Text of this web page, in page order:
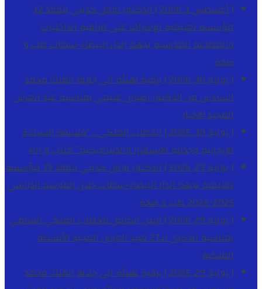
[ أغسطس 1, 2026 ]
الدكتور نوفل كديلي يتفقد 12
مؤسسة تعليمية للإشراف على مراقبة الداخليات
والمطاعم المدرسية بجهة الدار البيضاء-سطاتطب و
صحة
[ يوليو 30, 2026 ]
برقية تهنئة الى جلالة الملك محمد
السادس من الدكتور رضوان غنيمي بمناسبة عيد العرش
المجيدالاخبار
[ يوليو 30, 2026 ]
الخطاب الملكي .. “فلسفة السيادة
الإيجابية وجدلية الاستقرار والديناميكية”كتاب و اراء
[ يوليو 29, 2026 ]
الدكتور نوفل كديلي يتفقد 39 مؤسسة
تعليمية بجهة الدار البيضاء-سطات خلال الموسم الدراسي
2025-2026
طب و صحة
[ يوليو 29, 2026 ]
النص الكامل للخطاب الملكي السامي
بمناسبة الذكرى الـ27 لعيد العرش المجيد
الأنشطة
الملكية
[ يوليو 29, 2026 ]
برقية تهنئة الى جلالة الملك محمد